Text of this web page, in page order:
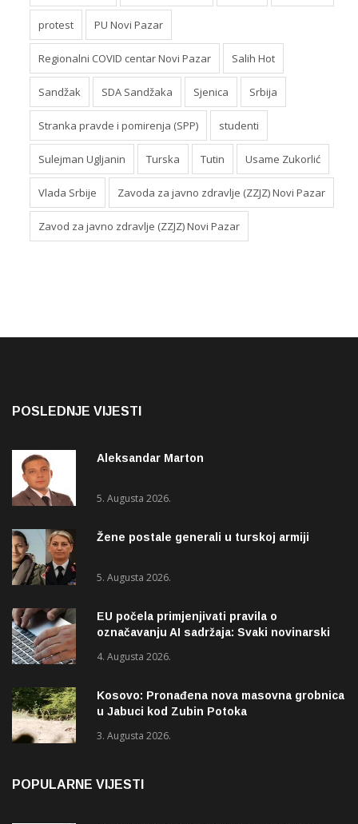
protest PU Novi Pazar
Regionalni COVID centar Novi Pazar Salih Hot
Sandžak SDA Sandžaka Sjenica Srbija
Stranka pravde i pomirenja (SPP) studenti
Sulejman Ugljanin Turska Tutin Usame Zukorlić
Vlada Srbije Zavoda za javno zdravlje (ZZJZ) Novi Pazar
Zavod za javno zdravlje (ZZJZ) Novi Pazar
POSLEDNJE VIJESTI
Aleksandar Marton
5. Augusta 2026.
Žene postale generali u turskoj armiji
5. Augusta 2026.
EU počela primjenjivati pravila o
označavanju AI sadržaja: Svaki novinarski
4. Augusta 2026.
Kosovo: Pronađena nova masovna grobnica
u Jabuci kod Zubin Potoka
3. Augusta 2026.
POPULARNE VIJESTI